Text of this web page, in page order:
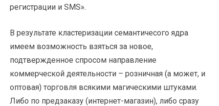
регистрации и SMS».
В результате кластеризации семантичесого ядра
имеем возможность взяться за новое,
подтвержденное спросом направление
коммерческой деятельности – розничная (а может, и
оптовая) торговля всякими магическими штуками.
Либо по предзаказу (интернет-магазин), либо сразу